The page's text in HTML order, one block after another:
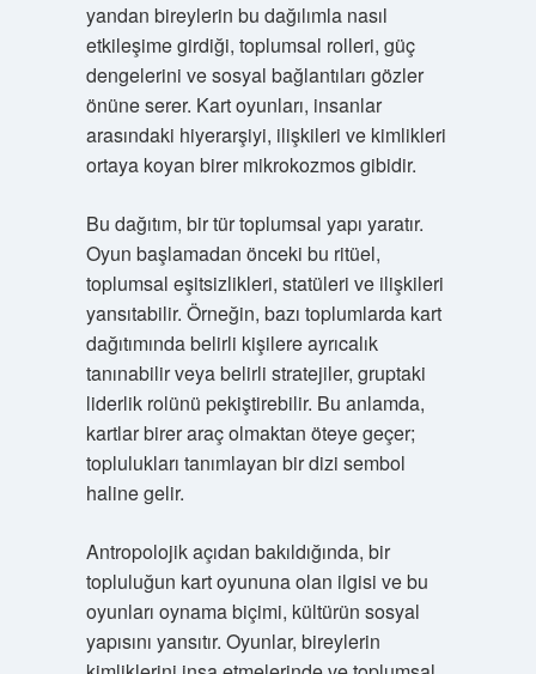
yandan bireylerin bu dağılımla nasıl
etkileşime girdiği, toplumsal rolleri, güç
dengelerini ve sosyal bağlantıları gözler
önüne serer. Kart oyunları, insanlar
arasındaki hiyerarşiyi, ilişkileri ve kimlikleri
ortaya koyan birer mikrokozmos gibidir.
Bu dağıtım, bir tür toplumsal yapı yaratır.
Oyun başlamadan önceki bu ritüel,
toplumsal eşitsizlikleri, statüleri ve ilişkileri
yansıtabilir. Örneğin, bazı toplumlarda kart
dağıtımında belirli kişilere ayrıcalık
tanınabilir veya belirli stratejiler, gruptaki
liderlik rolünü pekiştirebilir. Bu anlamda,
kartlar birer araç olmaktan öteye geçer;
toplulukları tanımlayan bir dizi sembol
haline gelir.
Antropolojik açıdan bakıldığında, bir
topluluğun kart oyununa olan ilgisi ve bu
oyunları oynama biçimi, kültürün sosyal
yapısını yansıtır. Oyunlar, bireylerin